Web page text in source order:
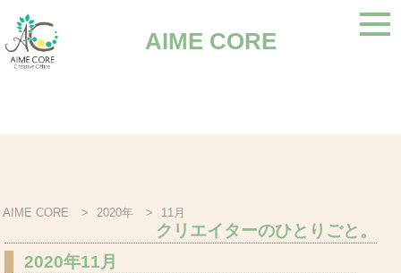
AIME CORE
AIME CORE > 2020年 > 11月
クリエイターのひとりごと。
2020年11月